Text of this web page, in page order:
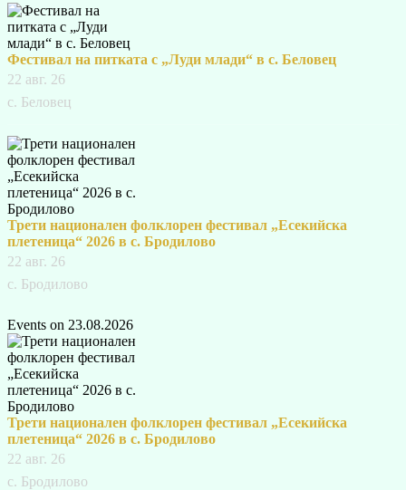
Фестивал на питката с „Луди млади“ в с. Беловец
22 авг. 26
с. Беловец
Трети национален фолклорен фестивал „Есекийска
плетеница“ 2026 в с. Бродилово
22 авг. 26
с. Бродилово
Events on 23.08.2026
Трети национален фолклорен фестивал „Есекийска
плетеница“ 2026 в с. Бродилово
22 авг. 26
с. Бродилово